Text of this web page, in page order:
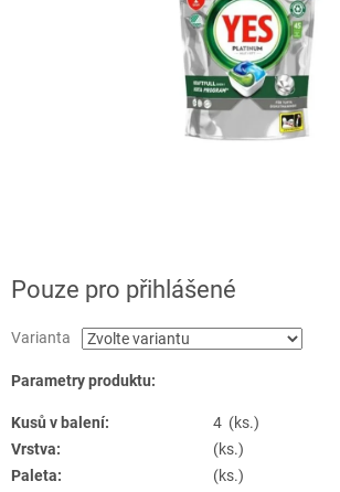
Pouze pro přihlášené
Varianta
Parametry produktu:
Kusů v balení:
4 (ks.)
Vrstva:
(ks.)
Paleta:
(ks.)